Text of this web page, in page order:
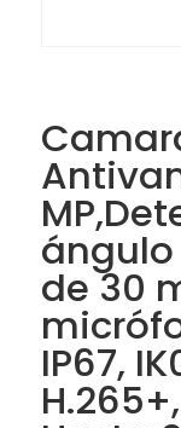
ángulo
de 30
IP67,